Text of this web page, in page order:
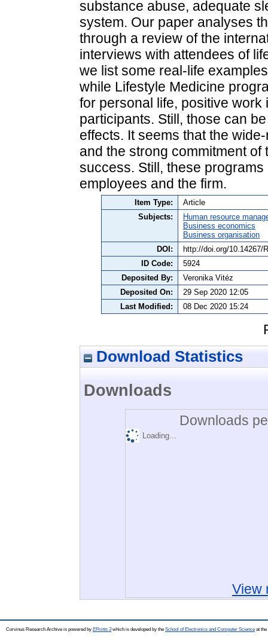
substance abuse, adequate
system. Our paper analyses
through a review of the
interviews with attendees of
we list some real-life
while Lifestyle Medicine
for personal life, positive
participants. Still, those can
effects. It seems that the
and the strong commitment
success. Still, these
employees and the firm.
Item Type:
Article
Subjects:
Human resource
Business economics
Business organisation
DOI:
http://doi.org/10.14267/
ID Code:
5924
Deposited By:
Veronika Vitéz
Deposited On:
29 Sep 2020 12:05
Last Modified:
08 Dec 2020 15:24
Download Statistics
Downloads
Downloads
Loading...
View
Corvinus Research Archive is powered by EPrints 3which is developed by the School of Electronics and Computer Science at